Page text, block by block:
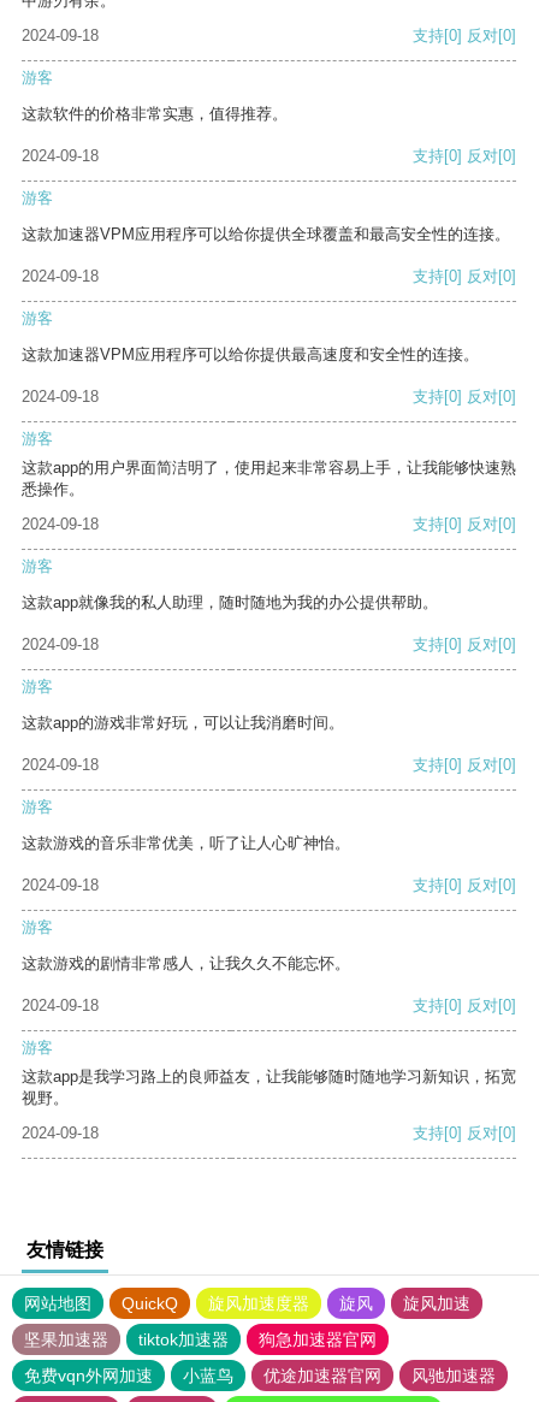
2024-09-18
支持[0] 反对[0]
游客
这款软件的价格非常实惠，值得推荐。
2024-09-18 支持[0] 反对[0]
游客
这款加速器VPM应用程序可以给你提供全球覆盖和最高安全性的连接。
2024-09-18 支持[0] 反对[0]
游客
这款加速器VPM应用程序可以给你提供最高速度和安全性的连接。
2024-09-18 支持[0] 反对[0]
游客
这款app的用户界面简洁明了，使用起来非常容易上手，让我能够快速熟
悉操作。
2024-09-18
支持[0] 反对[0]
游客
这款app就像我的私人助理，随时随地为我的办公提供帮助。
2024-09-18 支持[0] 反对[0]
游客
这款app的游戏非常好玩，可以让我消磨时间。
2024-09-18 支持[0] 反对[0]
游客
这款游戏的音乐非常优美，听了让人心旷神怡。
2024-09-18 支持[0] 反对[0]
游客
这款游戏的剧情非常感人，让我久久不能忘怀。
2024-09-18 支持[0] 反对[0]
游客
这款app是我学习路上的良师益友，让我能够随时随地学习新知识，拓宽
视野。
2024-09-18
支持[0] 反对[0]
友情链接
网站地图 QuickQ 旋风加速度器 旋风
旋风加速
坚果加速器
tiktok加速器
狗急加速器官网
免费vqn外网加速
小蓝鸟 优途加速器官网 风驰加速器